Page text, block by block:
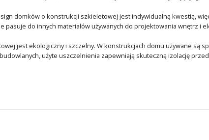
domków o konstrukcji szkieletowej jest indywidualną kwestią,
pasuje do innych materiałów używanych do projektowania wnętrz i
jest ekologiczny i szczelny. W konstrukcjach domu używane są
użyte uszczelnienia zapewniają skuteczną izolację